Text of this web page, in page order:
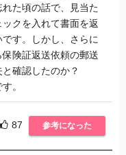
た頃の話で、見当た
クを入れて書面を返
す。しかし、さらに
険証返送依頼の郵送
確認したのか？
。
87 参考になった